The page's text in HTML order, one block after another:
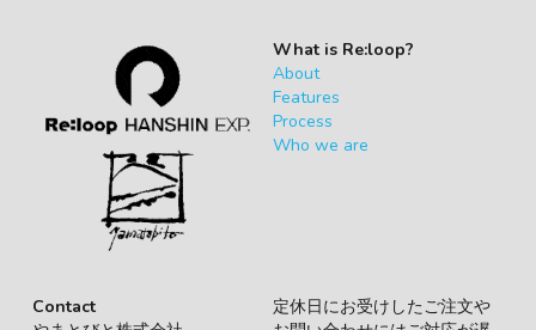
What is Re:loop?
About
Features
Process
Who we are
Contact
定休日にお受けしたご注文や